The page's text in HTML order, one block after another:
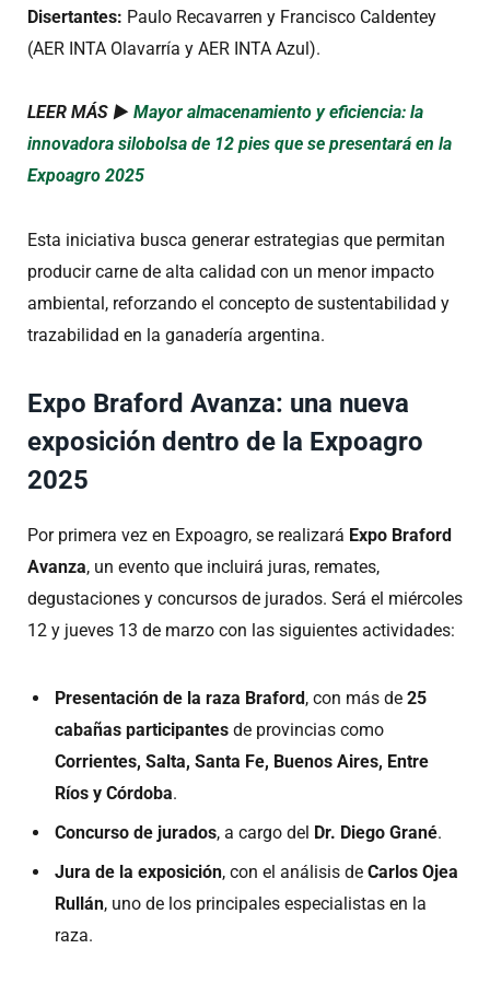
Disertantes: Paulo Recavarren y Francisco Caldentey
(AER INTA Olavarría y AER INTA Azul).
LEER MÁS ► Mayor almacenamiento y eficiencia: la
innovadora silobolsa de 12 pies que se presentará en la
Expoagro 2025
Esta iniciativa busca generar estrategias que permitan
producir carne de alta calidad con un menor impacto
ambiental, reforzando el concepto de sustentabilidad y
trazabilidad en la ganadería argentina.
Expo Braford Avanza: una nueva
exposición dentro de la Expoagro
2025
Por primera vez en Expoagro, se realizará Expo Braford
Avanza, un evento que incluirá juras, remates,
degustaciones y concursos de jurados. Será el miércoles
12 y jueves 13 de marzo con las siguientes actividades:
Presentación de la raza Braford , con más de 25
cabañas participantes de provincias como
Corrientes, Salta, Santa Fe, Buenos Aires, Entre
Ríos y Córdoba.
Concurso de jurados, a cargo del Dr. Diego Grané.
Jura de la exposición, con el análisis de Carlos Ojea
Rullán, uno de los principales especialistas en la
raza.